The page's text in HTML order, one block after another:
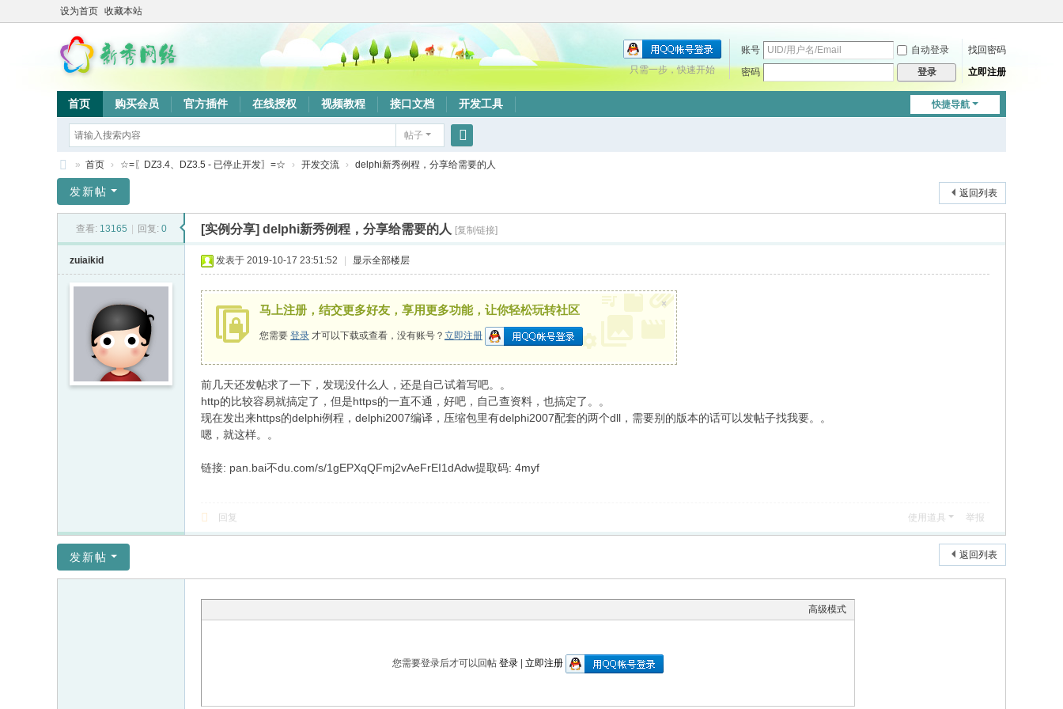
设为首页 收藏本站
账号 自动登录
找回密码
密码
登录 立即注册
只需一步，快速开始
快捷导航
首页 购买会员 官方插件 在线授权 视频教程 接口文档 开发工具
帖子
搜
秀
» 首页 › ☆=〖DZ3.4、DZ3.5 - 已停止开发〗=☆ › 开发交流 › delphi新秀例程，分享给需要的人
返回列表
发新帖
查看: 13165 回复: 0 [实例分享] delphi新秀例程，分享给需要的人 [复制链接]
zuiaikid 发表于 2019-10-17 23:51:52 显示全部楼层
马上注册，结交更多好友，享用更多功能，让你轻松玩转社区
您需要 登录 才可以下载或查看，没有账号？ 立即注册
×
前几天还发帖求了一下，发现没什么人，还是自己试着写吧。。
http的比较容易就搞定了，但是https的一直不通，好吧，自己查资料，也搞定了。。
现在发出来https的delphi例程，delphi2007编译，压缩包里有delphi2007配套的两个dll，需要别的版本的话可以发帖子找我要。。
嗯，就这样。。
链接: pan.bai不du.com/s/1gEPXqQFmj2vAeFrEI1dAdw提取码: 4myf
回复 使用道具 举报
返回列表
发新帖
高级模式
您需要登录后才可以回帖 登录 立即注册